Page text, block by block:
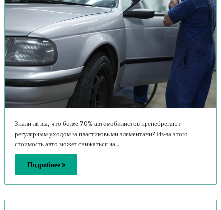
Знали ли вы, что более 70% автомобилистов пренебрегают
регулярным уходом за пластиковыми элементами? Из-за этого
стоимость авто может снижаться на…
Подробнее »